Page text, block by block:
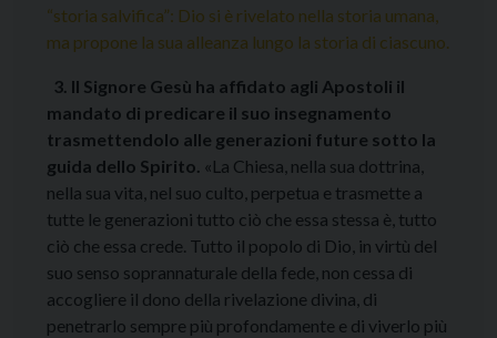
“storia salvifica”: Dio si è rivelato nella storia umana,
ma propone la sua alleanza lungo la storia di ciascuno.
3. Il Signore Gesù ha affidato agli Apostoli il
mandato di predicare il suo insegnamento
trasmettendolo alle generazioni future sotto la
guida dello Spirito. «La Chiesa, nella sua dottrina,
nella sua vita, nel suo culto, perpetua e trasmette a
tutte le generazioni tutto ciò che essa stessa è, tutto
ciò che essa crede. Tutto il popolo di Dio, in virtù del
suo senso soprannaturale della fede, non cessa di
accogliere il dono della rivelazione divina, di
penetrarlo sempre più profondamente e di viverlo più